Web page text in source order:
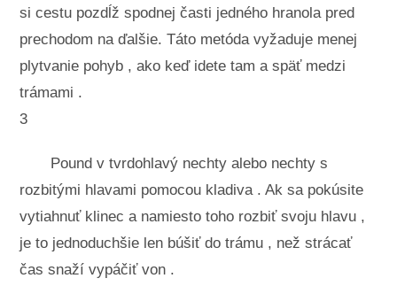
si cestu pozdĺž spodnej časti jedného hranola pred
prechodom na ďalšie. Táto metóda vyžaduje menej
plytvanie pohyb , ako keď idete tam a späť medzi
trámami .
3
Pound v tvrdohlavý nechty alebo nechty s
rozbitými hlavami pomocou kladiva . Ak sa pokúsite
vytiahnuť klinec a namiesto toho rozbiť svoju hlavu ,
je to jednoduchšie len búšiť do trámu , než strácať
čas snaží vypáčiť von .